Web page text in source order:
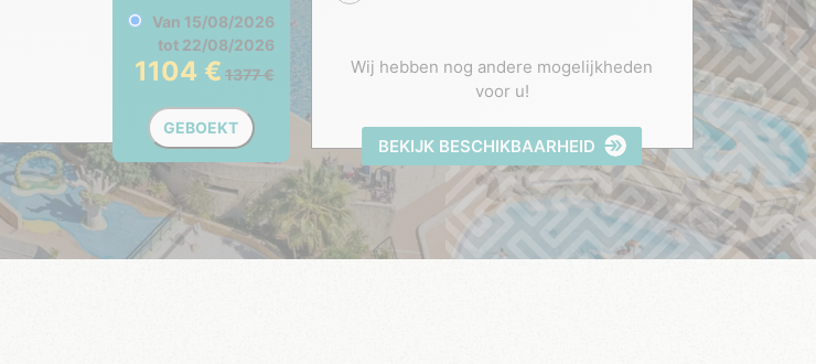
Van 15/08/2026
tot 22/08/2026
1104 1377
GEBOEKT
BEKIJK BESCHIKBAARHEID
Wij hebben nog andere mogelijkheden
voor u!